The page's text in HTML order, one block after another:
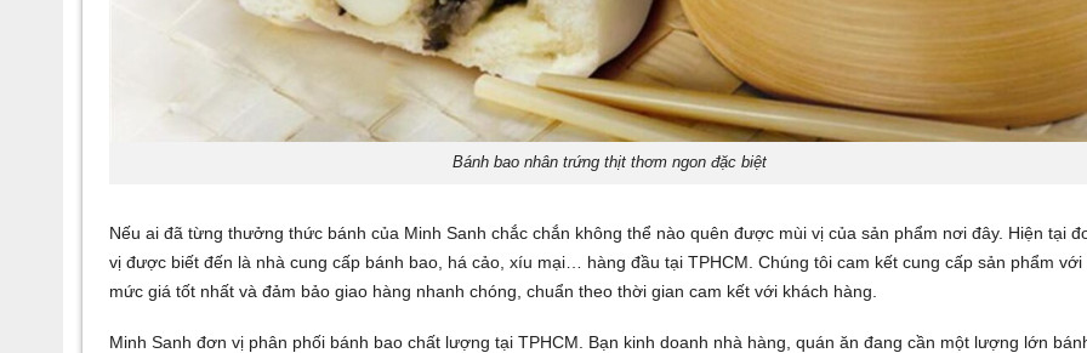
Bánh bao nhân trứng thịt thơm ngon đặc biệt
Nếu ai đã từng thưởng thức bánh của Minh Sanh chắc chắn không thể nào quên được mùi vị của sản phẩm nơi đây. Hiện tại
vị được biết đến là nhà cung cấp bánh bao, há cảo, xíu mại… hàng đầu tại TPHCM. Chúng tôi cam kết cung cấp sản phẩm với
mức giá tốt nhất và đảm bảo giao hàng nhanh chóng, chuẩn theo thời gian cam kết với khách hàng.
Minh Sanh đơn vị phân phối bánh bao chất lượng tại TPHCM. Bạn kinh doanh nhà hàng, quán ăn đang cần một lượng lớn